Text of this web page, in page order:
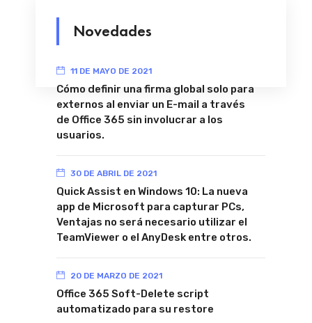
Novedades
11 DE MAYO DE 2021
Cómo definir una firma global solo para
externos al enviar un E-mail a través
de Office 365 sin involucrar a los
usuarios.
30 DE ABRIL DE 2021
Quick Assist en Windows 10: La nueva
app de Microsoft para capturar PCs,
Ventajas no será necesario utilizar el
TeamViewer o el AnyDesk entre otros.
20 DE MARZO DE 2021
Office 365 Soft-Delete script
automatizado para su restore